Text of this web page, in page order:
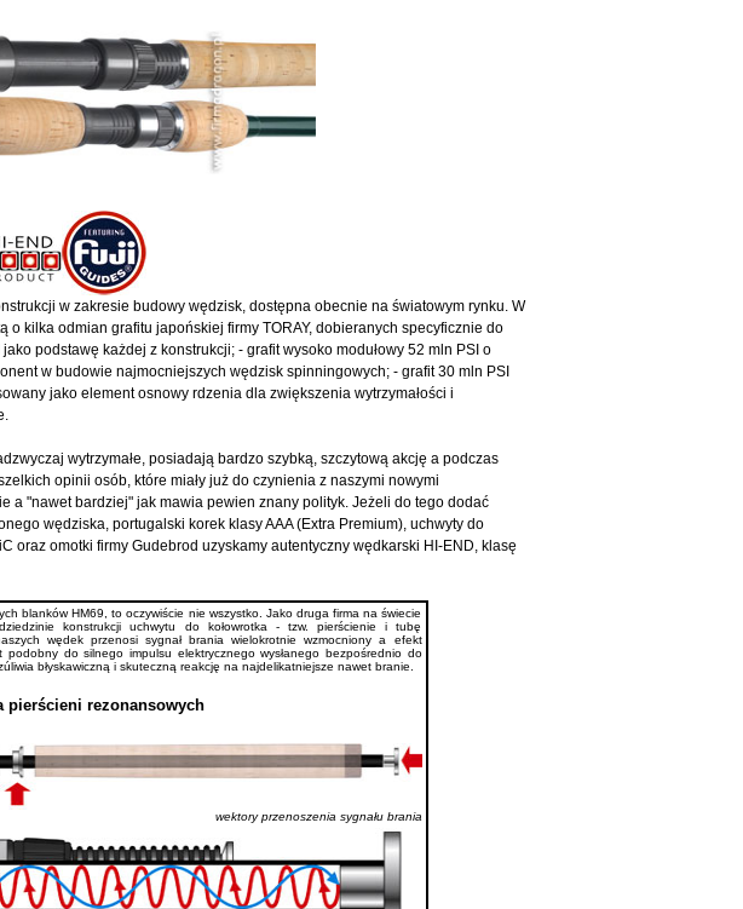
w zakresie budowy wędzisk, dostępna obecnie na światowym rynku. W
kilka odmian grafitu japońskiej firmy TORAY, dobieranych specyficznie do
podstawę każdej z konstrukcji; - grafit wysoko modułowy 52 mln PSI o
w budowie najmocniejszych wędzisk spinningowych; - grafit 30 mln PSI
jako element osnowy rdzenia dla zwiększenia wytrzymałości i
wytrzymałe, posiadają bardzo szybką, szczytową akcję a podczas
opinii osób, które miały już do czynienia z naszymi nowymi
a "nawet bardziej" jak mawia pewien znany polityk. Jeżeli do tego dodać
wędziska, portugalski korek klasy AAA (Extra Premium), uchwyty do
oraz omotki firmy Gudebrod uzyskamy autentyczny wędkarski HI-END, klasę
blanków HM69, to oczywiście nie wszystko. Jako druga firma na świecie
konstrukcji uchwytu do kołowrotka - tzw. pierścienie i tubę
wędek przenosi sygnał brania wielokrotnie wzmocniony a efekt
podobny do silnego impulsu elektrycznego wysłanego bezpośrednio do
błyskawiczną i skuteczną reakcję na najdelikatniejsze nawet branie.
pierścieni rezonansowych
wektory przenoszenia sygnału brania